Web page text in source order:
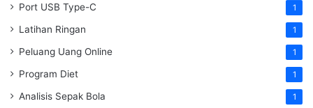
Port USB Type-C 1
Latihan Ringan 1
Peluang Uang Online 1
Program Diet 1
Analisis Sepak Bola 1